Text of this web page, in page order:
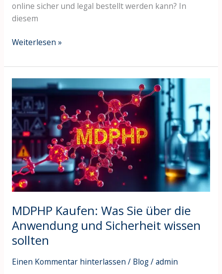
online sicher und legal bestellt werden kann? In
diesem
Weiterlesen »
MDPHP Kaufen: Was Sie über die
Anwendung und Sicherheit wissen
sollten
Einen Kommentar hinterlassen / Blog/admin
Kaufen:
Was
Sie
über
die
Anwendung
und
Sicherheit
wissen
sollten